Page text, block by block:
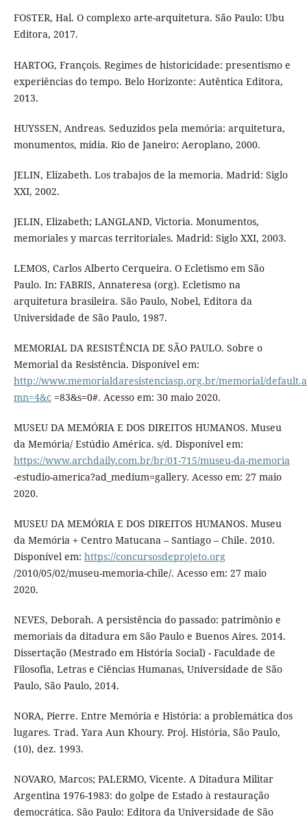
FOSTER, Hal. O complexo arte-arquitetura. São Paulo: Ubu
Editora, 2017.
HARTOG, François. Regimes de historicidade: presentismo e
experiências do tempo. Belo Horizonte: Autêntica Editora,
2013.
HUYSSEN, Andreas. Seduzidos pela memória: arquitetura,
monumentos, mídia. Rio de Janeiro: Aeroplano, 2000.
JELIN, Elizabeth. Los trabajos de la memoria. Madrid: Siglo
XXI, 2002.
JELIN, Elizabeth; LANGLAND, Victoria. Monumentos,
memoriales y marcas territoriales. Madrid: Siglo XXI, 2003.
LEMOS, Carlos Alberto Cerqueira. O Ecletismo em São
Paulo. In: FABRIS, Annateresa (org). Ecletismo na
arquitetura brasileira. São Paulo, Nobel, Editora da
Universidade de São Paulo, 1987.
MEMORIAL DA RESISTÊNCIA DE SÃO PAULO. Sobre o
Memorial da Resistência. Disponível em:
http://www.memorialdaresistenciasp.org.br/memorial/
mn=4&c=83&s=0#. Acesso em: 30 maio 2020.
MUSEU DA MEMÓRIA E DOS DIREITOS HUMANOS. Museu
da Memória/ Estúdio América. s/d. Disponível em:
https://www.archdaily.com.br/br/01-715/museu-da-memoria
-estudio-america?ad_medium=gallery. Acesso em: 27 maio
2020.
MUSEU DA MEMÓRIA E DOS DIREITOS HUMANOS. Museu
da Memória + Centro Matucana – Santiago – Chile. 2010.
Disponível em: https://concursosdeprojeto.org
/2010/05/02/museu-memoria-chile/. Acesso em: 27 maio
2020.
NEVES, Deborah. A persistência do passado: patrimônio e
memoriais da ditadura em São Paulo e Buenos Aires. 2014.
Dissertação (Mestrado em História Social) - Faculdade de
Filosofia, Letras e Ciências Humanas, Universidade de São
Paulo, São Paulo, 2014.
NORA, Pierre. Entre Memória e História: a problemática dos
lugares. Trad. Yara Aun Khoury. Proj. História, São Paulo,
(10), dez. 1993.
NOVARO, Marcos; PALERMO, Vicente. A Ditadura Militar
Argentina 1976-1983: do golpe de Estado à restauração
democrática. São Paulo: Editora da Universidade de São